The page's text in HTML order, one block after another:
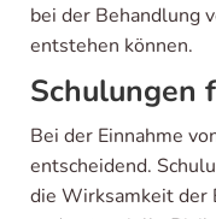
bei der Behandlung
entstehen können.
Schulungen
Bei der Einnahme
entscheidend.
die Wirksamkeit der